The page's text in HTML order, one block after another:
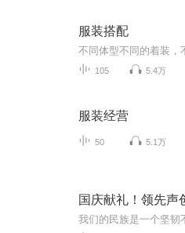
服装搭配
105 5.4万
服装经营
50 5.1万
国庆献礼！领先声